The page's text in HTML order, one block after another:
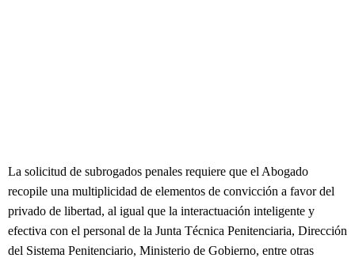
La solicitud de subrogados penales requiere que el Abogado
recopile una multiplicidad de elementos de convicción a favor del
privado de libertad, al igual que la interactuación inteligente y
efectiva con el personal de la Junta Técnica Penitenciaria, Dirección
del Sistema Penitenciario, Ministerio de Gobierno, entre otras